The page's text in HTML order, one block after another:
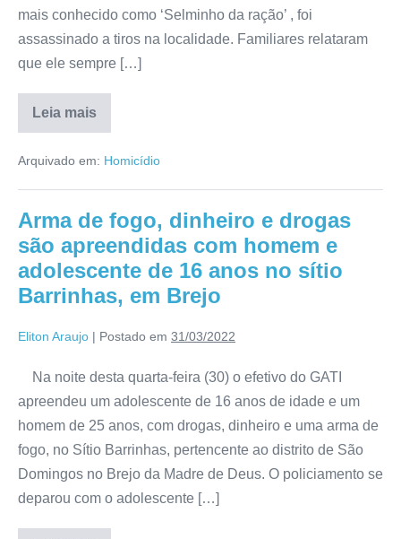
mais conhecido como ‘Selminho da ração’ , foi
assassinado a tiros na localidade. Familiares relataram
que ele sempre […]
Leia mais
Arquivado em: Homicídio
Arma de fogo, dinheiro e drogas
são apreendidas com homem e
adolescente de 16 anos no sítio
Barrinhas, em Brejo
Eliton Araujo | Postado em 31/03/2022
Na noite desta quarta-feira (30) o efetivo do GATI
apreendeu um adolescente de 16 anos de idade e um
homem de 25 anos, com drogas, dinheiro e uma arma de
fogo, no Sítio Barrinhas, pertencente ao distrito de São
Domingos no Brejo da Madre de Deus. O policiamento se
deparou com o adolescente […]